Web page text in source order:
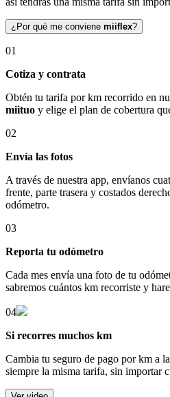
¿Por qué me conviene miiflex?
01
Cotiza y contrata
Obtén tu tarifa por km recorrido en
miituo y elige el plan de cobertura
02
Envía las fotos
A través de nuestra app, envíanos
frente, parte trasera y costados
odómetro.
03
Reporta tu odómetro
Cada mes envía una foto de tu
sabremos cuántos km recorriste y
04
Si recorres muchos km
Cambia tu seguro de pago por km a
siempre la misma tarifa, sin importar